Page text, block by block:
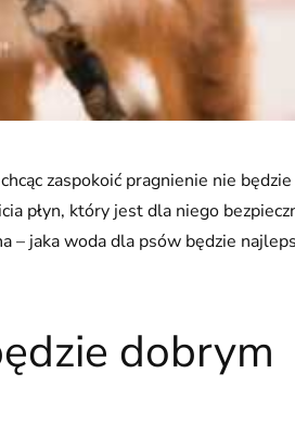
zaspokoić pragnienie nie
płyn, który jest dla niego
– jaka woda dla psów będzie
dobrym